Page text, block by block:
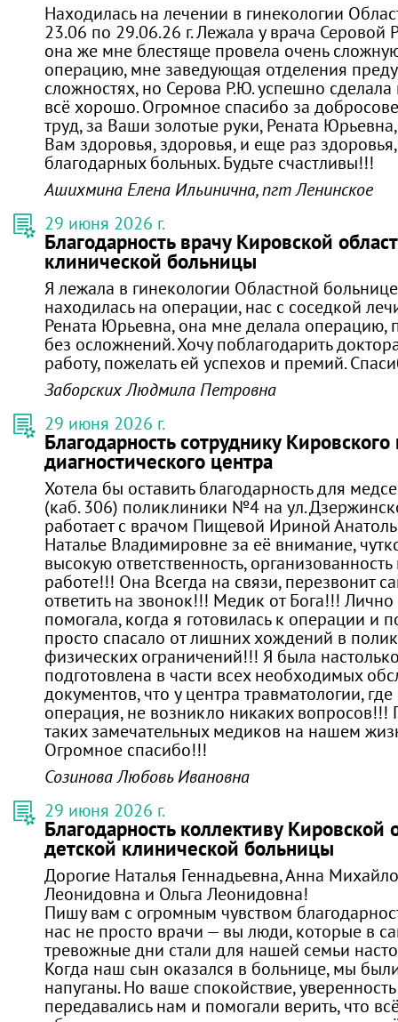
Находилась на лечении в гинекологии
23.06 по 29.06.26 г. Лежала у врача
она же мне блестяще провела очень
операцию, мне заведующая отделения
сложностях, но Серова Р.Ю. успешно
всё хорошо. Огромное спасибо за
труд, за Ваши золотые руки, Рената
Вам здоровья, здоровья, и еще раз
благодарных больных. Будьте счастливы!!!
Ашихмина Елена Ильинична, пгт Ленинское
29 июня 2026 г.
Благодарность врачу Кировской
клинической больницы
Я лежала в гинекологии Областной
находилась на операции, нас с соседкой
Рената Юрьевна, она мне делала
без осложнений. Хочу поблагодарить
работу, пожелать ей успехов и премий.
Заборских Людмила Петровна
29 июня 2026 г.
Благодарность сотруднику
диагностического центра
Хотела бы оставить благодарность для
(каб. 306) поликлиники №4 на ул.
работает с врачом Пищевой Ириной
Наталье Владимировне за её внимание,
высокую ответственность,
работе!!! Она Всегда на связи, перезвонит
ответить на звонок!!! Медик от Бога!!!
помогала, когда я готовилась к операции и
просто спасало от лишних хождений в
физических ограничений!!! Я была
подготовлена в части всех необходимых
документов, что у центра травматологии,
операция, не возникло никаких вопросов!!!
таких замечательных медиков на нашем
Огромное спасибо!!!
Созинова Любовь Ивановна
29 июня 2026 г.
Благодарность коллективу Кировской
детской клинической больницы
Дорогие Наталья Геннадьевна, Анна
Леонидовна и Ольга Леонидовна!
Пишу вам с огромным чувством
нас не просто врачи — вы люди, которые в
тревожные дни стали для нашей семьи
Когда наш сын оказался в больнице, мы
напуганы. Но ваше спокойствие,
передавались нам и помогали верить, что